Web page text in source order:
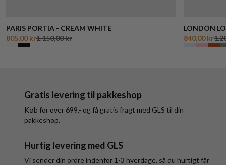
PARIS PORTIA - CREAM WHITE
805,00 kr1.150,00 kr
LONDON
840,00 kr
Gratis levering til pakkeshop
Køb for over 699,- og få gratis fragt med GLS til din
pakkeshop.
Hurtig levering med GLS
Vi sender din ordre indenfor 1-3 hverdage, så du hurtigt får